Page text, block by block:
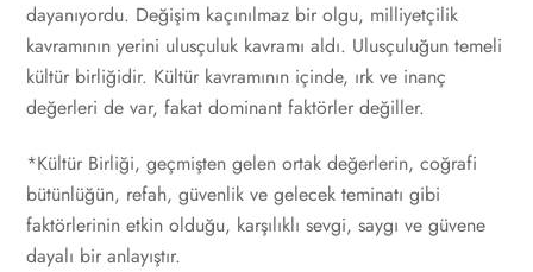
dayanıyordu. Değişim kaçınılmaz bir olgu, milliyetçilik
kavramının yerini ulusçuluk kavramı aldı. Ulusçuluğun temeli
kültür birliğidir. Kültür kavramının içinde, ırk ve inanç
değerleri de var, fakat dominant faktörler değiller.
*Kültür Birliği, geçmişten gelen ortak değerlerin, coğrafi
bütünlüğün, refah, güvenlik ve gelecek teminatı gibi
faktörlerinin etkin olduğu, karşılıklı sevgi, saygı ve güvene
dayalı bir anlayıştır.